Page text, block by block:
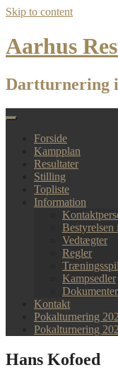
Skip to content
Aarhus
Dartturnering
Forside
Kampplan
Resultater
Stilling
Topliste
Information
Bestyrelsen
Vedtægter
Regler
Træningsspil
Kampsedler
Dokumenter
Kontakt
Pokalturnering
Pokalturnering
Hans Kofoed